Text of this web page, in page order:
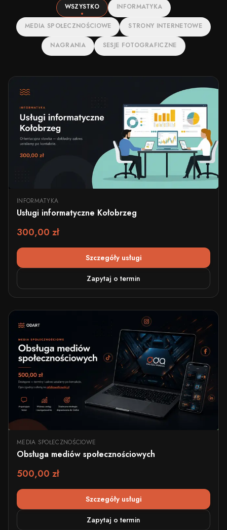
WSZYSTKO INFORMATYKA
MEDIA SPOŁECZNOŚCIOWE STRONY INTERNETOWE
NAGRANIA SESJE FOTOGRAFICZNE
INFORMATYKA
Usługi informatyczne Kołobrzeg
300,00 zł
Szczegóły usługi
Zapytaj o termin
MEDIA SPOŁECZNOŚCIOWE
Obsługa mediów społecznościowych
500,00 zł
Szczegóły usługi
Zapytaj o termin